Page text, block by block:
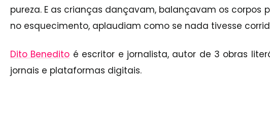
pureza. E as crianças dançavam, balançavam os corpos
no esquecimento, aplaudiam como se nada tivesse
Dito Benedito é escritor e jornalista, autor de 3 obras
jornais e plataformas digitais.